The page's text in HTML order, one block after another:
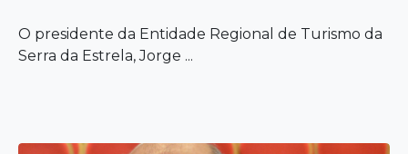
O presidente da Entidade Regional de Turismo da
Serra da Estrela, Jorge ...